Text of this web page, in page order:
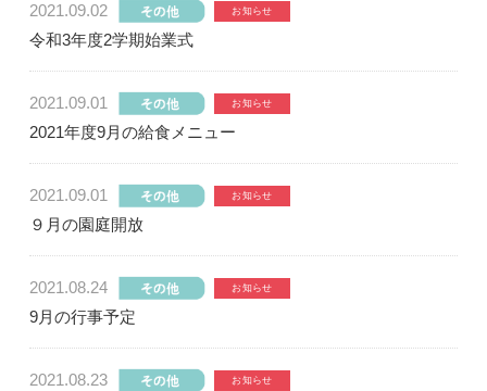
2021.09.02
令和3年度2学期始業式
2021.09.01
2021年度9月の給食メニュー
2021.09.01
９月の園庭開放
2021.08.24
9月の行事予定
2021.08.23